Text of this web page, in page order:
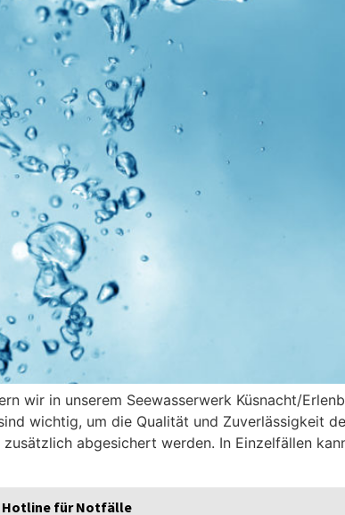
wir in unserem Seewasserwerk Küsnacht/
wichtig, um die Qualität und Zuverlässigkeit
abgesichert werden. In Einzelfällen
Hotline für Notfälle